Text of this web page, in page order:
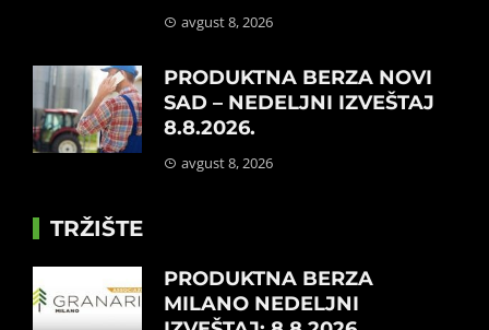
avgust 8, 2026
PRODUKTNA BERZA NOVI
SAD – NEDELJNI IZVEŠTAJ
8.8.2026.
avgust 8, 2026
TRŽIŠTE
PRODUKTNA BERZA
MILANO NEDELJNI